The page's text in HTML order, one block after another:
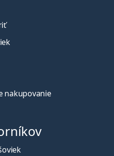
nakupovanie